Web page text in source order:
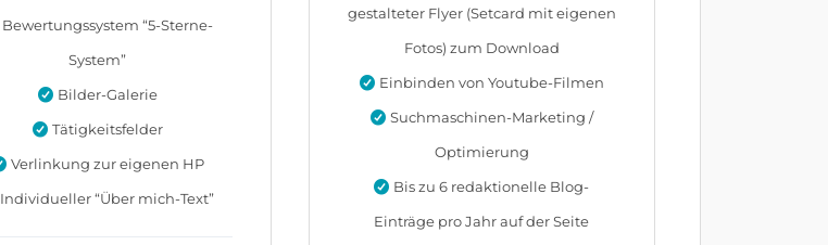
Bewertungssystem “5-Sterne-
System”
Bilder-Galerie
Tätigkeitsfelder
Verlinkung zur eigenen HP
Individueller “Über mich-Text”
gestalteter Flyer (Setcard mit eigenen
Fotos) zum Download
Einbinden von Youtube-Filmen
Suchmaschinen-Marketing /
Optimierung
Bis zu 6 redaktionelle Blog-
Einträge pro Jahr auf der Seite